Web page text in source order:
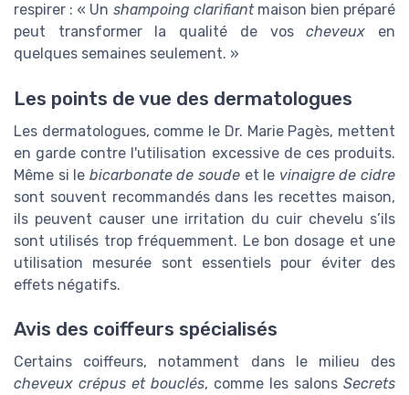
respirer : « Un shampoing clarifiantmaison bien préparé
peut transformer la qualité de voscheveux en
quelques semaines seulement. »
Les points de vue des dermatologues
Les dermatologues, comme le Dr. Marie Pagès, mettent
en garde contre l'utilisation excessive de ces produits.
Même si le bicarbonate de soude et le vinaigre de cidre
sont souvent recommandés dans les recettes maison,
ils peuvent causer une irritation du cuir chevelu s’ils
sont utilisés trop fréquemment. Le bon dosage et une
utilisation mesurée sont essentiels pour éviter des
effets négatifs.
Avis des coiffeurs spécialisés
Certains coiffeurs, notamment dans le milieu des
cheveux crépus et bouclés, comme les salons Secrets